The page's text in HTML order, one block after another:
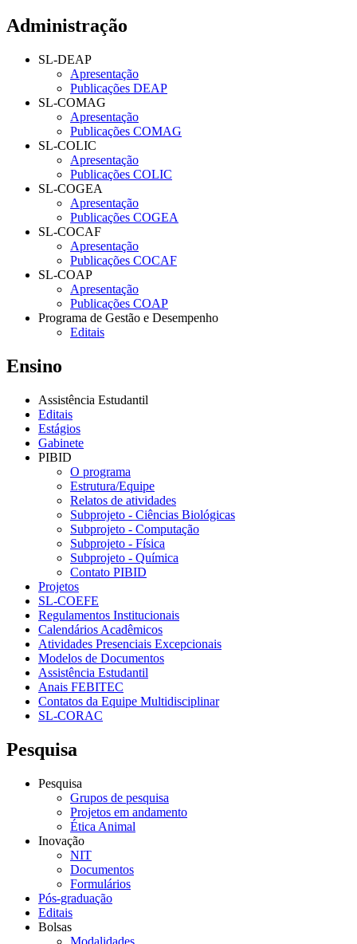
Administração
SL-DEAP
Apresentação
Publicações DEAP
SL-COMAG
Apresentação
Publicações COMAG
SL-COLIC
Apresentação
Publicações COLIC
SL-COGEA
Apresentação
Publicações COGEA
SL-COCAF
Apresentação
Publicações COCAF
SL-COAP
Apresentação
Publicações COAP
Programa de Gestão e Desempenho
Editais
Ensino
Assistência Estudantil
Editais
Estágios
Gabinete
PIBID
O programa
Estrutura/Equipe
Relatos de atividades
Subprojeto - Ciências Biológicas
Subprojeto - Computação
Subprojeto - Física
Subprojeto - Química
Contato PIBID
Projetos
SL-COEFE
Regulamentos Institucionais
Calendários Acadêmicos
Atividades Presenciais Excepcionais
Modelos de Documentos
Assistência Estudantil
Anais FEBITEC
Contatos da Equipe Multidisciplinar
SL-CORAC
Pesquisa
Pesquisa
Grupos de pesquisa
Projetos em andamento
Ética Animal
Inovação
NIT
Documentos
Formulários
Pós-graduação
Editais
Bolsas
Modalidades